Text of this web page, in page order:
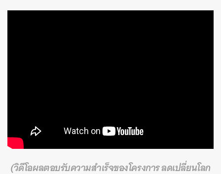
(วิดีโอผลตอบรับความสำเร็จของโครงการ ลดเปลี่ยนโลก